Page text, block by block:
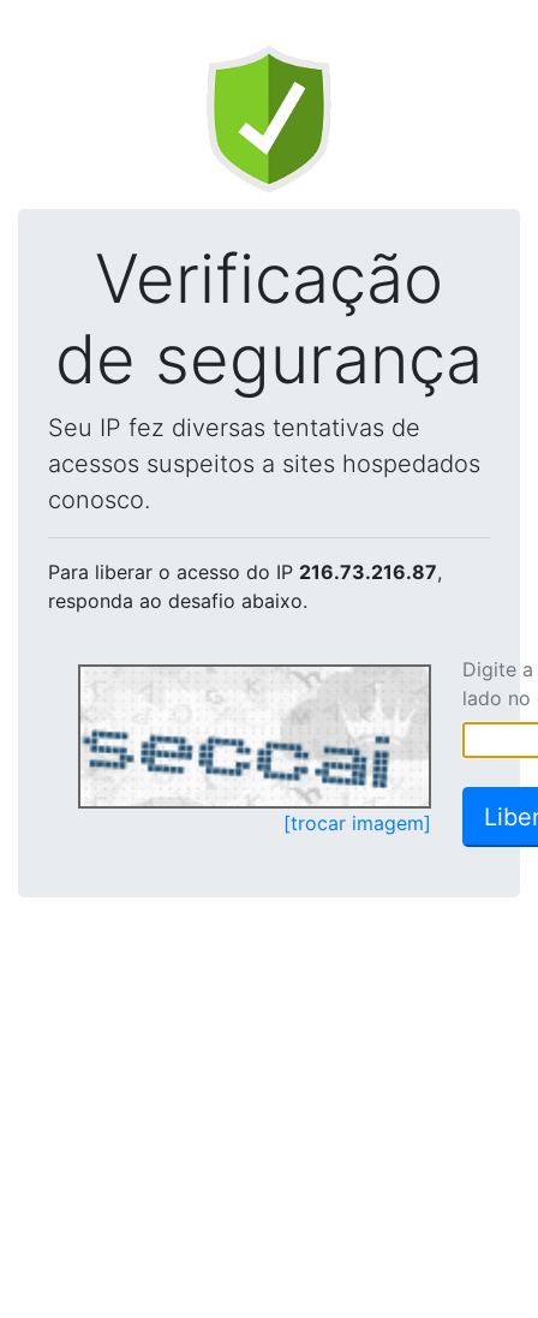
Verificação
de segurança
Seu IP fez diversas tentativas de
acessos suspeitos a sites hospedados
conosco.
Para liberar o acesso do IP 216.73.216.87,
responda ao desafio abaixo.
[trocar imagem]
Digite
lado no